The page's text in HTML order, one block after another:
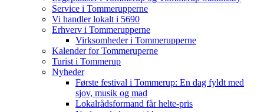
Service i Tommerupperne
Vi handler lokalt i 5690
Erhverv i Tommerupperne
Virksomheder i Tommerupperne
Kalender for Tommeruperne
Turist i Tommerup
Nyheder
Første festival i Tommerup: En dag fyldt med
sjov, musik og mad
Lokalrådsformand får helte-pris